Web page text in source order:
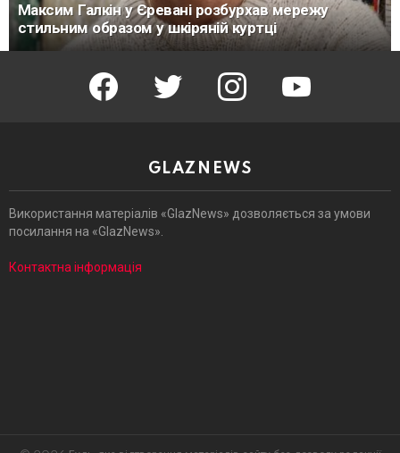
Максим Галкін у Єревані розбурхав мережу
стильним образом у шкіряній куртці
facebook twitter instagram youtube
GLAZNEWS
Використання матеріалів «GlazNews» дозволяється за умови
посилання на «GlazNews».
Контактна інформація